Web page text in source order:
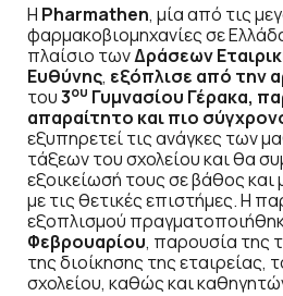
Η Pharmathen, μία από τις
φαρμακοβιομηχανίες σε
πλαίσιο τωνΔράσεων
Ευθύνης, εξόπλισε από την
του3ου Γυμνασίου Γέρακα,
απαραίτητο και πιο
εξυπηρετεί τις ανάγκες των
τάξεων του σχολείου και θα
εξοικείωσή τους σε βάθος
με τις θετικές επιστήμες. Η
εξοπλισμού
Φεβρουαρίου, παρουσία της
της διοίκησης της εταιρείας,
σχολείου, καθώς και